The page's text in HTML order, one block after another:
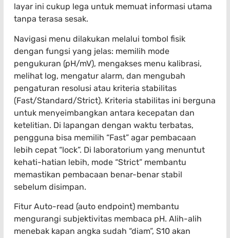
layar ini cukup lega untuk memuat informasi utama
tanpa terasa sesak.
Navigasi menu dilakukan melalui tombol fisik
dengan fungsi yang jelas: memilih mode
pengukuran (pH/mV), mengakses menu kalibrasi,
melihat log, mengatur alarm, dan mengubah
pengaturan resolusi atau kriteria stabilitas
(Fast/Standard/Strict). Kriteria stabilitas ini berguna
untuk menyeimbangkan antara kecepatan dan
ketelitian. Di lapangan dengan waktu terbatas,
pengguna bisa memilih “Fast” agar pembacaan
lebih cepat “lock”. Di laboratorium yang menuntut
kehati-hatian lebih, mode “Strict” membantu
memastikan pembacaan benar-benar stabil
sebelum disimpan.
Fitur Auto-read (auto endpoint) membantu
mengurangi subjektivitas membaca pH. Alih-alih
menebak kapan angka sudah “diam”, S10 akan